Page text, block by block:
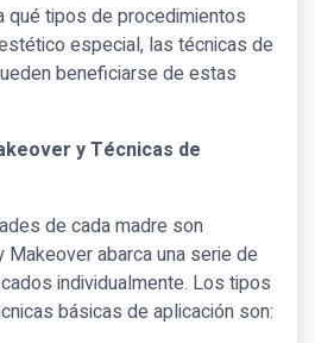
qué tipos de procedimientos
especial, las técnicas de
beneficiarse de estas
y Técnicas de
de cada madre son
abarca una serie de
individualmente. Los tipos
básicas de aplicación son: